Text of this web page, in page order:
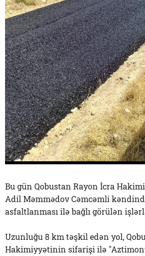
Bu gün Qobustan Rayon İcra
Adil Məmmədov Cəmcəmli
asfaltlanması ilə bağlı görülən
Uzunluğu 8 km təşkil edən yol,
Hakimiyyətinin sifarişi ilə